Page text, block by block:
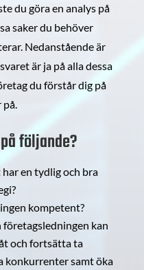
du göra en analys på
saker du behöver
Nedanstående är
är ja på alla dessa
du förstår dig på
följande?
en tydlig och bra
kompetent?
kan
och fortsätta ta
konkurrenter samt öka